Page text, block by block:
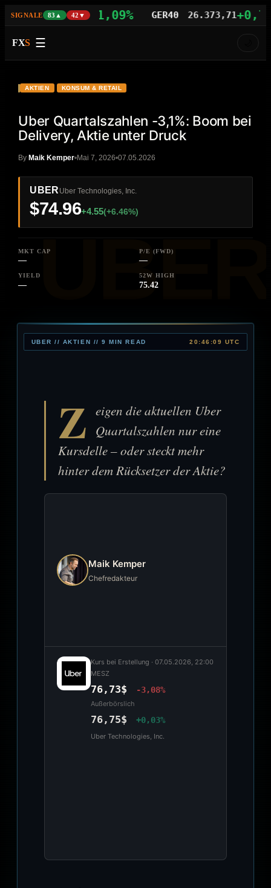
SIGNALE 83▲ 42▼
29.742,21+1,09% GER40 26.373,71+0,77%
FXS ☰
UBER
AKTIEN KONSUM & RETAIL
Uber Quartalszahlen -3,1%: Boom bei
Delivery, Aktie unter Druck
ByMaik Kemper Mai 7, 2026 07.05.2026
UBER Uber Technologies, Inc.
$74.96+4.55(+6.46%)
MKT CAP
—
P/E (FWD)
—
YIELD
—
52W HIGH
75.42
UBER // AKTIEN // 9 MIN READ 20:46:09 UTC
Z eigen die aktuellen Uber
Quartalszahlen nur eine
Kursdelle – oder steckt mehr
hinter dem Rücksetzer der Aktie?
Maik Kemper
Chefredakteur
Kurs bei Erstellung · 07.05.2026, 22:00
MESZ
76,73$ -3,08%
Außerbörslich
76,75$ +0,03%
Uber Technologies, Inc.